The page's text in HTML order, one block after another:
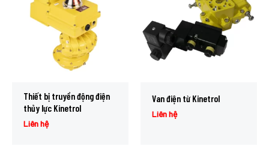
Thiết bị truyền động điện
thủy lực Kinetrol
Liên hệ
Van điện từ Kinetrol
Liên hệ